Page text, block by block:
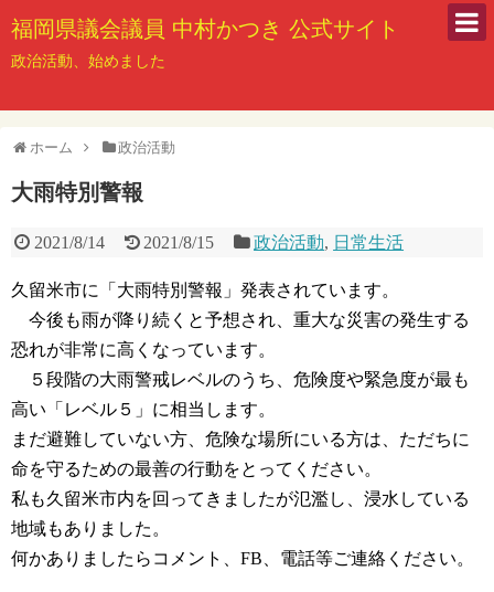
福岡県議会議員 中村かつき 公式サイト
政治活動、始めました
ホーム 政治活動
大雨特別警報
2021/8/14 2021/8/15 政治活動, 日常生活
久留米市に「大雨特別警報」発表されています。
今後も雨が降り続くと予想され、重大な災害の発生する
恐れが非常に高くなっています。
５段階の大雨警戒レベルのうち、危険度や緊急度が最も
高い「レベル５」に相当します。
まだ避難していない方、危険な場所にいる方は、ただちに
命を守るための最善の行動をとってください。
私も久留米市内を回ってきましたが氾濫し、浸水している
地域もありました。
何かありましたらコメント、FB、電話等ご連絡ください。